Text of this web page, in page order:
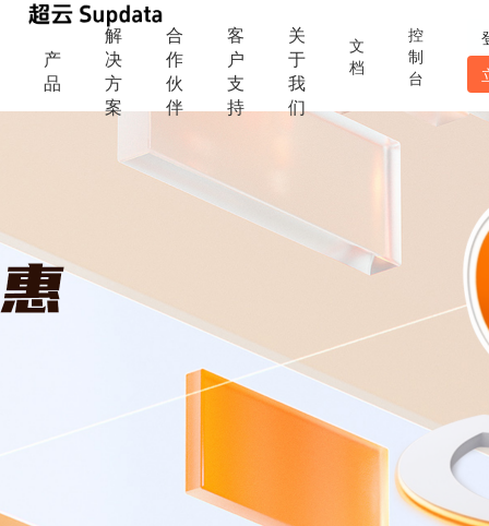
产
品
解
决
方
案
合
作
伙
伴
客
户
支
持
关
于
我
们
文
档
控
制
台